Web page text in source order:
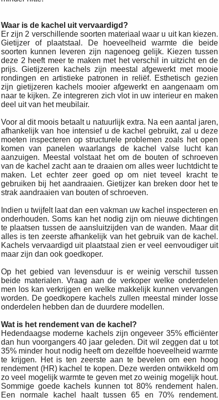
Waar is de kachel uit vervaardigd?
Er zijn 2 verschillende soorten materiaal waar u uit kan kiezen.
Gietijzer of plaatstaal. De hoeveelheid warmte die beide
soorten kunnen leveren zijn nagenoeg gelijk. Kiezen tussen
deze 2 heeft meer te maken met het verschil in uitzicht en de
prijs. Gietijzeren kachels zijn meestal afgewerkt met mooie
rondingen en artistieke patronen in reliëf. Esthetisch gezien
zijn gietijzeren kachels mooier afgewerkt en aangenaam om
naar te kijken. Ze integreren zich vlot in uw interieur en maken
deel uit van het meubilair.
Voor al dit moois betaalt u natuurlijk extra. Na een aantal jaren,
afhankelijk van hoe intensief u de kachel gebruikt, zal u deze
moeten inspecteren op structurele problemen zoals het open
komen van panelen waarlangs de kachel valse lucht kan
aanzuigen. Meestal volstaat het om de bouten of schroeven
van de kachel zacht aan te draaien om alles weer luchtdicht te
maken. Let echter zeer goed op om niet teveel kracht te
gebruiken bij het aandraaien. Gietijzer kan breken door het te
strak aandraaien van bouten of schroeven.
Indien u twijfelt laat dan een vakman uw kachel inspecteren en
onderhouden. Soms kan het nodig zijn om nieuwe dichtingen
te plaatsen tussen de aansluitzijden van de wanden. Maar dit
alles is ten zeerste afhankelijk van het gebruik van de kachel.
Kachels vervaardigd uit plaatstaal zien er veel eenvoudiger uit
maar zijn dan ook goedkoper.
Op het gebied van levensduur is er weinig verschil tussen
beide materialen. Vraag aan de verkoper welke onderdelen
men los kan verkrijgen en welke makkelijk kunnen vervangen
worden. De goedkopere kachels zullen meestal minder losse
onderdelen hebben dan de duurdere modellen.
Wat is het rendement van de kachel?
Hedendaagse moderne kachels zijn ongeveer 35% efficiënter
dan hun voorgangers 40 jaar geleden. Dit wil zeggen dat u tot
35% minder hout nodig heeft om dezelfde hoeveelheid warmte
te krijgen. Het is ten zeerste aan te bevelen om een hoog
rendement (HR) kachel te kopen. Deze werden ontwikkeld om
zo veel mogelijk warmte te geven met zo weinig mogelijk hout.
Sommige goede kachels kunnen tot 80% rendement halen.
Een normale kachel haalt tussen 65 en 70% rendement.